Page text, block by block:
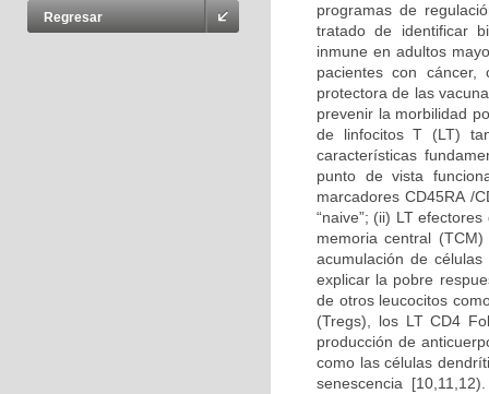
Regresar
programas de
tratado de identificar
inmune en adultos
pacientes con
protectora de las
prevenir la morbilidad
de linfocitos T (LT)
características
punto de vista
marcadores CD45RA /
“naive”; (ii) LT
memoria central
acumulación de
explicar la pobre
de otros leucocitos
(Tregs), los LT CD4
producción de
como las células
senescencia